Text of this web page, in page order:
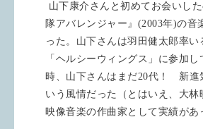
山下康介さんと初めてお会いし
隊アバレンジャー』 (2003年)の音
った。山下さんは羽田健太郎率い
「ヘルシーウィングス」に参加し
時、山下さんはまだ20代！ 新進
いう風情だった（とはいえ、大林
映像音楽の作曲家として実績があ